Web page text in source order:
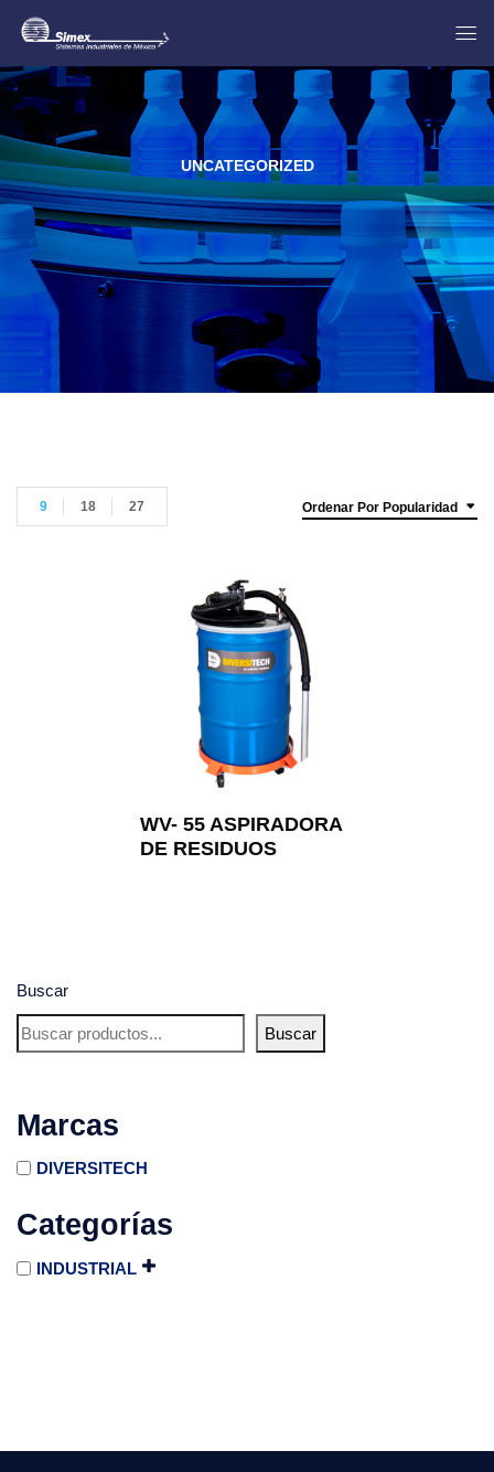
UNCATEGORIZED
Buscar
Buscar
Marcas
DIVERSITECH
Categorías
INDUSTRIAL
Ordenar Por Popularidad
9 18 27
WV- 55 ASPIRADORA
DE RESIDUOS